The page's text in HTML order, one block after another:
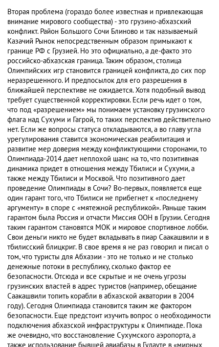
Вторая проблема (гораздо более известная и привлекающая
внимание мирового сообщества) - это грузино-абхазский
конфликт. Район Большого Сочи Блиново и так называемый
Казачий Рынок непосредственным образом примыкают к
границе РФ с Грузией. Но это официально, а де-факто это
российско-абхазская граница. Таким образом, столица
Олимпийских игр становится границей конфликта, до сих пор
неразрешенного. И предпосылок для его разрешения в
ближайшей перспективе не ожидается. Хотя подобный вывод
требует существенной корректировки. Если речь идет о том,
что под «разрешением» мы понимаем установку грузинского
флага над Сухуми и Гагрой, то таких перспектив действительно
нет. Если же вопросы статуса откладываются, а во главу угла
урегулирования ставится экономическая реабилитация и
развитие мер доверия между конфликтующими сторонами, то
Олимпиада-2014 дает неплохой шанс на то, что позитивная
динамика придет в отношения между Тбилиси и Сухуми, а
также между Тбилиси и Москвой. Что позитивного дает
проведение Олимпиады в Сочи? Во-первых, появляется еще
один гарант того, что Тбилиси не прибегнет к «последнему
аргументу» в споре с «мятежной республикой». Раньше таким
гарантом была Россия и отчасти Миссия ООН в Грузии. Сегодня
таким гарантом становятся МОК и мировое спортивное лобби.
Свои деньги никто не будет вкладывать в пиар Саакашвили и в
тбилисский блицкриг. В свое время я не раз говорил и писал о
том, что туристы для Абхазии - это не только и не столько
денежные потоки в республику, сколько фактор ее
безопасности. Отсюда и все скрытые и не очень угрозы
грузинских властей в адрес туристов (например, обещание
Саакашвили топить корабли в абхазской акватории в 2004
году). Сегодня Олимпиада становится таким же фактором
безопасности. Еще предстоит изучить вопрос о необходимости
подключения абхазской инфраструктуры к Олимпиаде. Пока
же очевидно, что восстановление Сухумского аэропорта, а
также использование бывшей авиабазы в Гудауте в «мирных